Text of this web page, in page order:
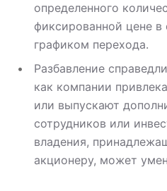
определенного
фиксированной цене в
графиком перехода.
Разбавление
как компании
или выпускают
сотрудников или
владения,
акционеру, может